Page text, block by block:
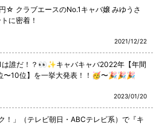
☆ クラブエースのNo.1キャバ嬢 みゆうさ
に密着！
2021/12/22
は誰だ！？👀✨キャバキャバ2022年【年間
〜10位】を一挙大発表！！🥳〜🎉🎉🎉
2023/01/20
！」（テレビ朝日・ABCテレビ系）で『キ